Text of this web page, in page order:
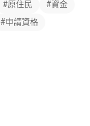
#原住民 #資金
#申請資格